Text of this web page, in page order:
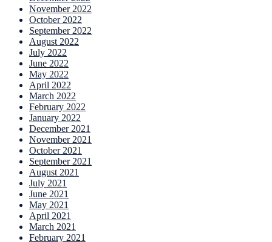
November 2022
October 2022
September 2022
August 2022
July 2022
June 2022
May 2022
April 2022
March 2022
February 2022
January 2022
December 2021
November 2021
October 2021
September 2021
August 2021
July 2021
June 2021
May 2021
April 2021
March 2021
February 2021